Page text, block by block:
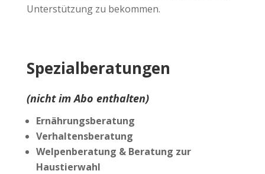
Unterstützung zu bekommen.
Spezialberatungen
(nicht im Abo enthalten)
Ernährungsberatung
Verhaltensberatung
Welpenberatung & Beratung zur
Haustierwahl